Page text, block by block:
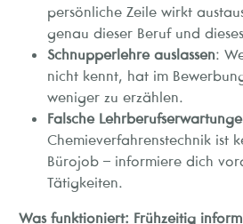
persönliche Zeile wirkt
genau dieser Beruf und
Schnupperlehre auslassen:
nicht kennt, hat im
weniger zu erzählen.
Falsche
Chemieverfahrenstechnik ist
Bürojob – informiere dich
Tätigkeiten.
Was funktioniert: Frühzeitig